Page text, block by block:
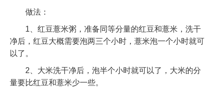
做法：
1、红豆薏米粥，准备同等分量的红豆和薏米，洗干
净后，红豆大概需要泡两三个小时，薏米泡一个小时就可
以了。
2、大米洗干净后，泡半个小时就可以了，大米的分
量要比红豆和薏米少一些。